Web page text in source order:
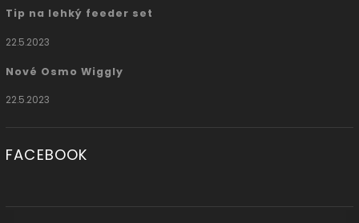
Tip na lehký feeder set
22.5.2023
Nové Osmo Wiggly
22.5.2023
FACEBOOK